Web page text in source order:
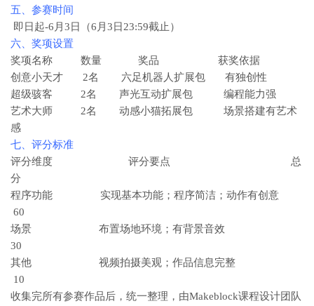
五、参赛时间
即日起-6月3日（6月3日23:59截止）
六、奖项设置
奖项名称 数量 奖品 获奖依据
创意小天才 2名 六足机器人扩展包 有独创性
超级骇客 2名 声光互动扩展包 编程能力强
艺术大师 2名 动感小猫拓展包 场景搭建有艺术
感
七、评分标准
评分维度 评分要点 总
分
程序功能 实现基本功能；程序简洁；动作有创意
60
场景 布置场地环境；有背景音效
30
其他 视频拍摄美观；作品信息完整
10
收集完所有参赛作品后，统一整理，由Makeblock课程设计团队